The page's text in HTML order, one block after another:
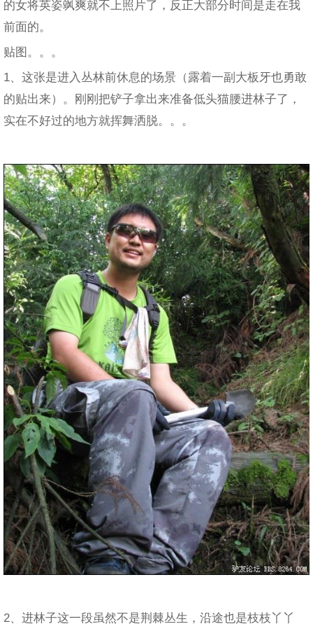
的女将英姿飒爽就不上照片了，反正大部分时间是走在我
前面的。
贴图。。。
1、这张是进入丛林前休息的场景（露着一副大板牙也勇敢
的贴出来）。刚刚把铲子拿出来准备低头猫腰进林子了，
实在不好过的地方就挥舞洒脱。。。
2、进林子这一段虽然不是荆棘丛生，沿途也是枝枝丫丫